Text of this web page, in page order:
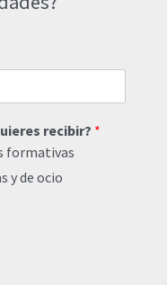
recibir? *
formativas
y de ocio